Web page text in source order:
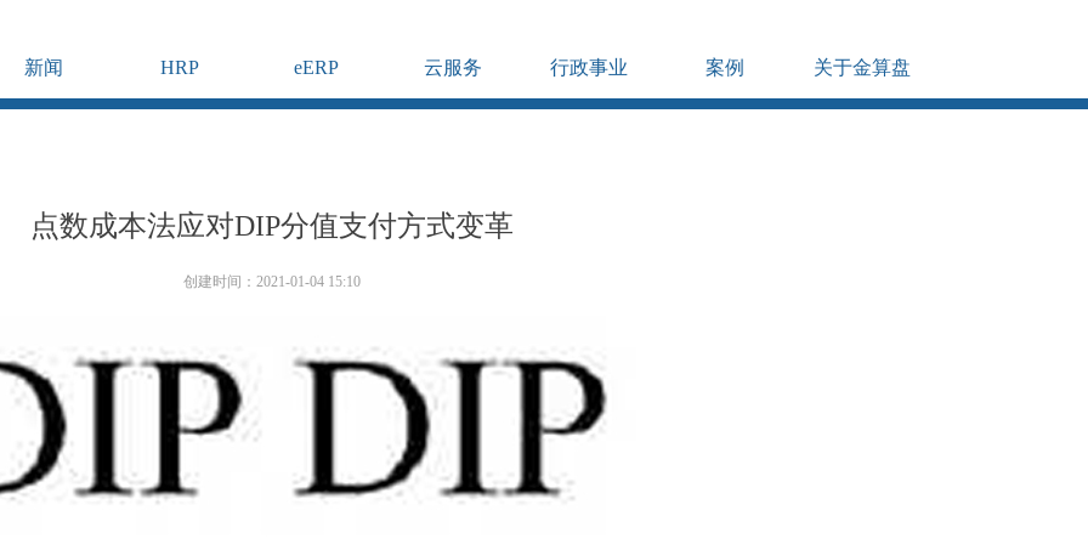
新闻 HRP eERP 云服务 行政事业 案例 关于金算盘
点数成本法应对DIP分值支付方式变革
创建时间： 2021-01-04 15:10